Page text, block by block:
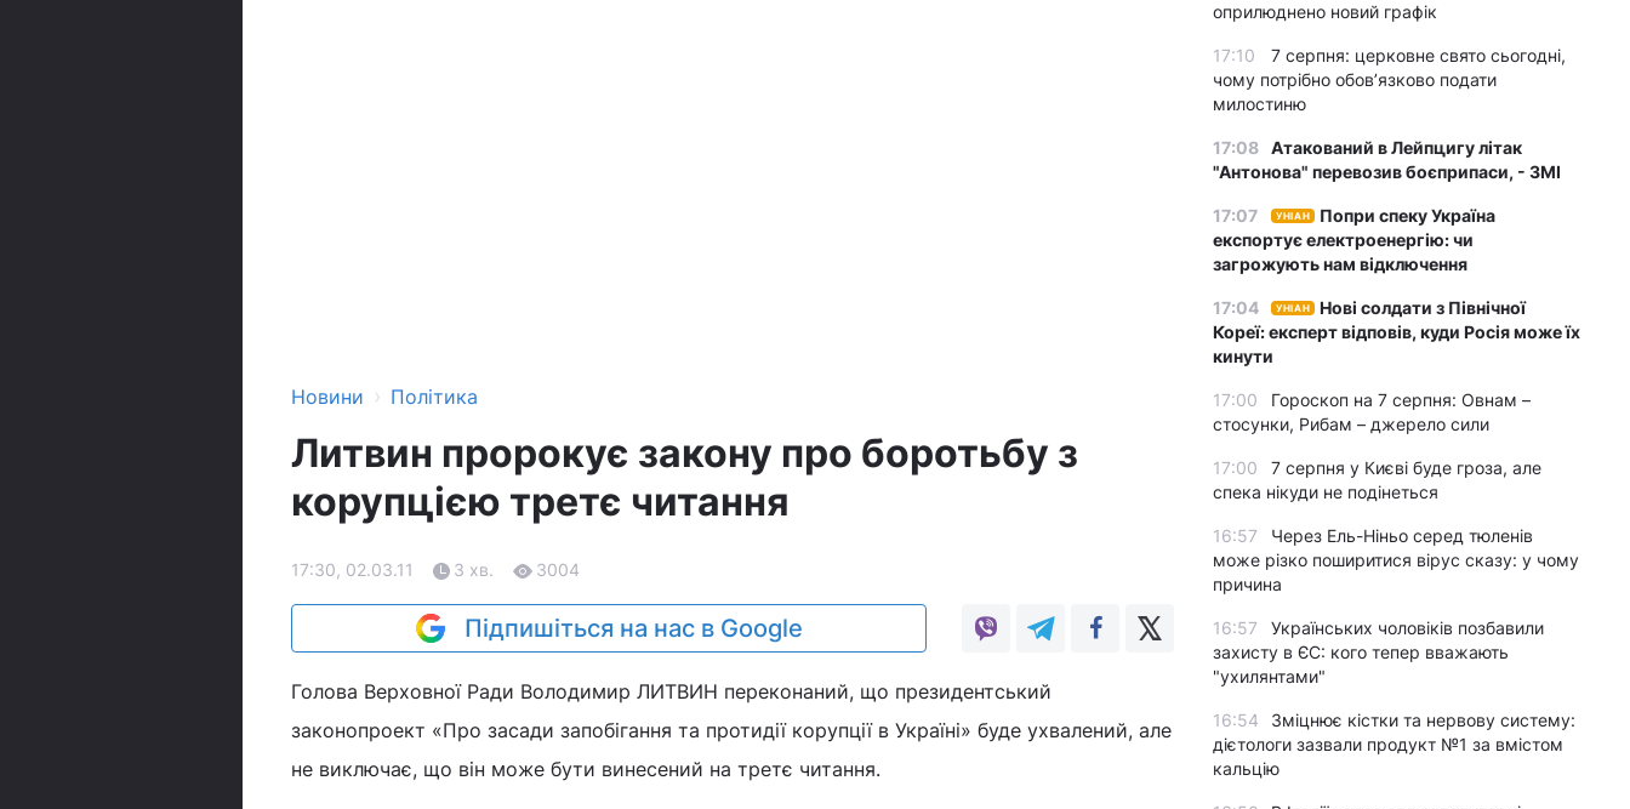
Новини › Політика
Литвин пророкує закону про боротьбу з
корупцією третє читання
17:30, 02.03.11 3 хв. 3004
Підпишіться на нас в Google
Голова Верховної Ради Володимир ЛИТВИН переконаний, що президентський
законопроект «Про засади запобігання та протидії корупції в Україні» буде ухвалений, але
не виключає, що він може бути винесений на третє читання.
оприлюднено новий графік
17:10
7 серпня: церковне свято сьогодні,
чому потрібно обов’язково подати
милостиню
17:08 Атакований в Лейпцигу літак
"Антонова" перевозив боєприпаси, - ЗМІ
17:07 УНІАН
Попри спеку Україна
експортує електроенергію: чи
загрожують нам відключення
17:04 УНІАН
Нові солдати з Північної
Кореї: експерт відповів, куди Росія може їх
кинути
17:00
Гороскоп на 7 серпня: Овнам –
стосунки, Рибам – джерело сили
17:00
7 серпня у Києві буде гроза, але
спека нікуди не подінеться
16:57
Через Ель-Ніньо серед тюленів
може різко поширитися вірус сказу: у чому
причина
16:57
Українських чоловіків позбавили
захисту в ЄС: кого тепер вважають
"ухилянтами"
16:54
Зміцнює кістки та нервову систему:
дієтологи зазвали продукт №1 за вмістом
кальцію